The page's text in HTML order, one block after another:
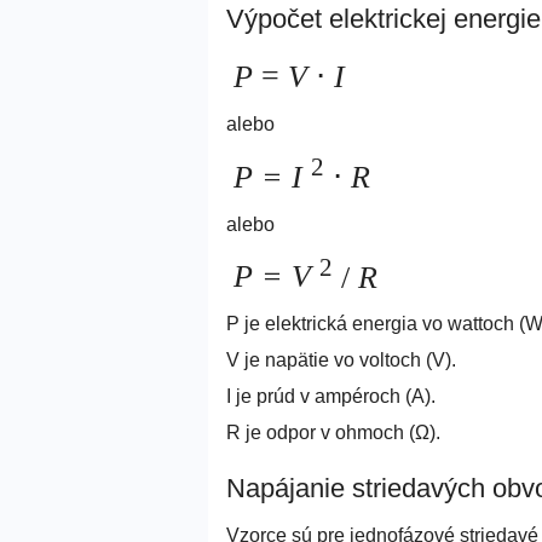
Výpočet elektrickej energie
P = V⋅ I
alebo
P = I 2 ⋅ R
alebo
P = V 2 / R
P je elektrická energia vo wattoch
V je napätie vo voltoch (V).
I je prúd v ampéroch (A).
R je odpor v ohmoch (Ω).
Napájanie striedavých
Vzorce sú pre jednofázové